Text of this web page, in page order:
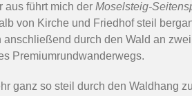
aus führt mich der Moselsteig-
von Kirche und Friedhof steil
anschließend durch den Wald an
Premiumrundwanderwegs.
ganz so steil durch den Waldhang